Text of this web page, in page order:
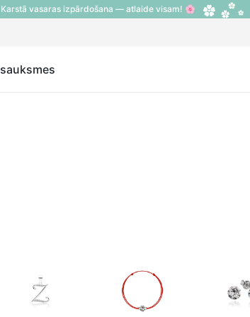
vasaras izpārdošana — atlaide visam! 🌸